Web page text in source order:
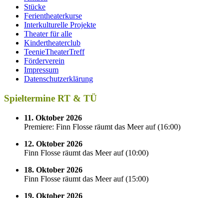
Stücke
Ferientheaterkurse
Interkulturelle Projekte
Theater für alle
Kindertheaterclub
TeenieTheaterTreff
Förderverein
Impressum
Datenschutzerklärung
Spieltermine RT & TÜ
11. Oktober 2026
Premiere: Finn Flosse räumt das Meer auf(16:00)
12. Oktober 2026
Finn Flosse räumt das Meer auf(10:00)
18. Oktober 2026
Finn Flosse räumt das Meer auf(15:00)
19. Oktober 2026